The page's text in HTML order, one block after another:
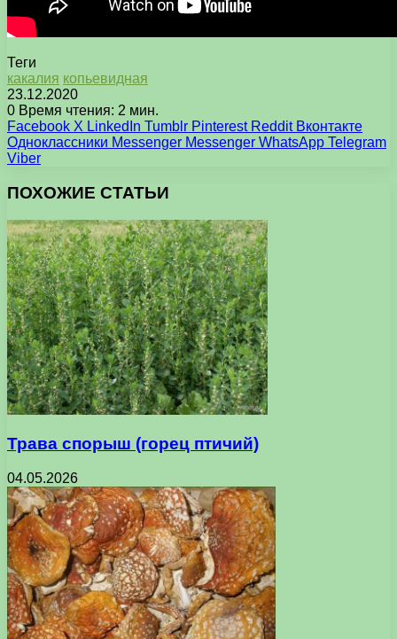
Теги
какалия копьевидная
23.12.2020
0 Время чтения: 2 мин.
Facebook X LinkedIn Tumblr Pinterest Reddit Вконтакте
Одноклассники Messenger Messenger WhatsApp Telegram
Viber
ПОХОЖИЕ СТАТЬИ
Трава спорыш (горец птичий)
04.05.2026